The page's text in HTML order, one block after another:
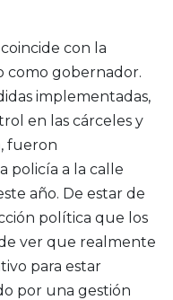
con la
como gobernador.
implementadas,
en las cárceles y
fueron
policía a la calle
año. De estar de
política que los
ver que realmente
para estar
por una gestión